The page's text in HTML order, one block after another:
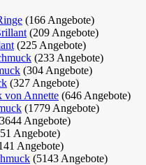
(166 Angebote)
(209 Angebote)
(225 Angebote)
(233 Angebote)
(304 Angebote)
(327 Angebote)
von Annette (646 Angebote)
(1779 Angebote)
Angebote)
Angebote)
Angebote)
(5143 Angebote)